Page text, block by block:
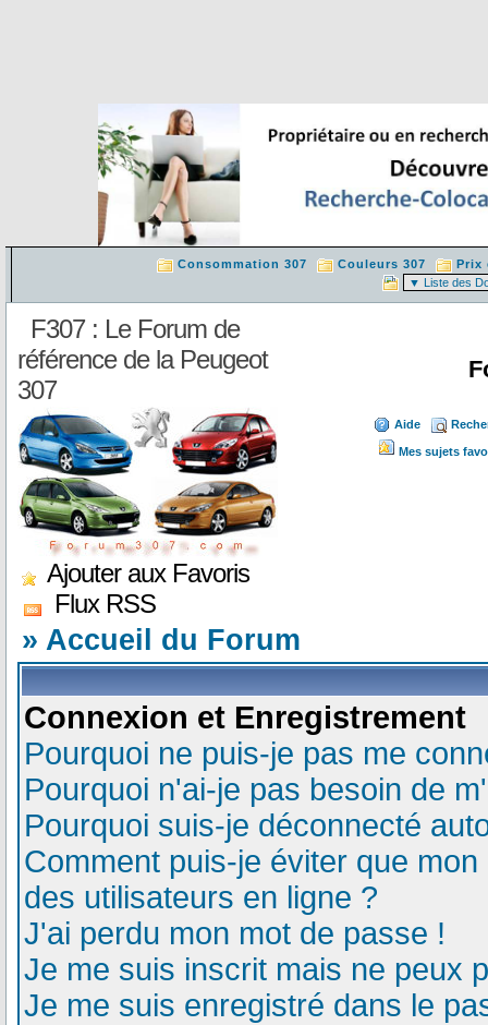
Consommation 307 Couleurs 307 Prix
F307 : Le Forum de
référence de la Peugeot
307
Ajouter aux Favoris
Flux RSS
Aide
Mes sujets
» Accueil du Forum
Connexion et Enregistrement
Pourquoi ne puis-je pas me
Pourquoi n'ai-je pas besoin de
Pourquoi suis-je déconnecté
Comment puis-je éviter que
des utilisateurs en ligne ?
J'ai perdu mon mot de passe !
Je me suis inscrit mais ne peux
Je me suis enregistré dans le